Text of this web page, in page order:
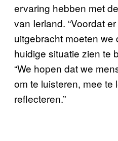
ervaring hebben met
van Ierland. “Voordat
uitgebracht moeten we
huidige situatie zien te
“We hopen dat we
om te luisteren, mee te
reflecteren.”